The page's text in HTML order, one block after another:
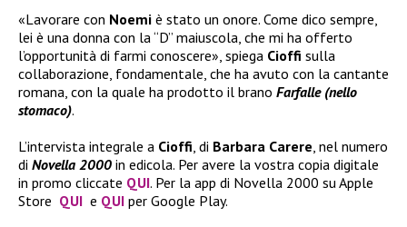
«Lavorare con Noemi è stato un onore. Come dico sempre,
lei è una donna con la “D” maiuscola, che mi ha offerto
l’opportunità di farmi conoscere», spiega Cioffi sulla
collaborazione, fondamentale, che ha avuto con la cantante
romana, con la quale ha prodotto il brano Farfalle (nello
stomaco).
L’intervista integrale a Cioffi, di Barbara Carere, nel numero
di Novella 2000 in edicola. Per avere la vostra copia digitale
in promo cliccate QUI. Per la app di Novella 2000 su Apple
Store QUI e QUI per Google Play.